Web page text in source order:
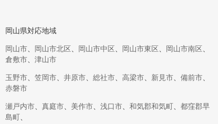
岡山県対応地域
岡山市 岡山市北区 岡山市中区 岡山市東区 岡山市南区
倉敷市 、津山市
玉野市 、笠岡市 、井原市 、総社市 、高梁市 新見市 、備前市
赤磐市
瀬戸内市 、真庭市 美作市 、浅口市 、和気郡和気町 、都窪郡早
島町